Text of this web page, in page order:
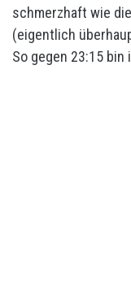
schmerzhaft wie
(eigentlich
So gegen 23:15